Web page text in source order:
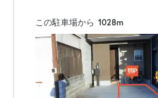
この駐車場から 1028m